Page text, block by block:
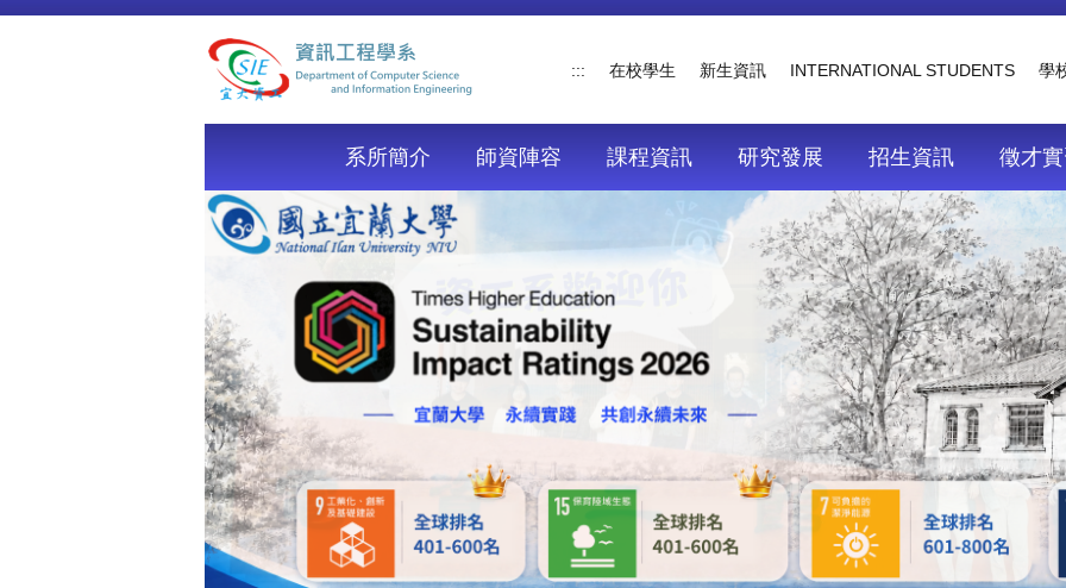
跳
::: 在校學生 新生資訊 INTERNATIONAL STUDENTS 學
系所簡介 師資陣容 課程資訊 研究發展 招生資訊 徵才